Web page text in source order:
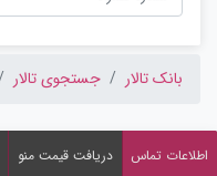
بانک تالار جستجوی تالار
اطلاعات تماس دریافت قیمت منو